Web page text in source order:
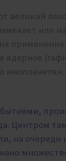
великий
или
ядерное
инопланетян.
Центром
на очереди